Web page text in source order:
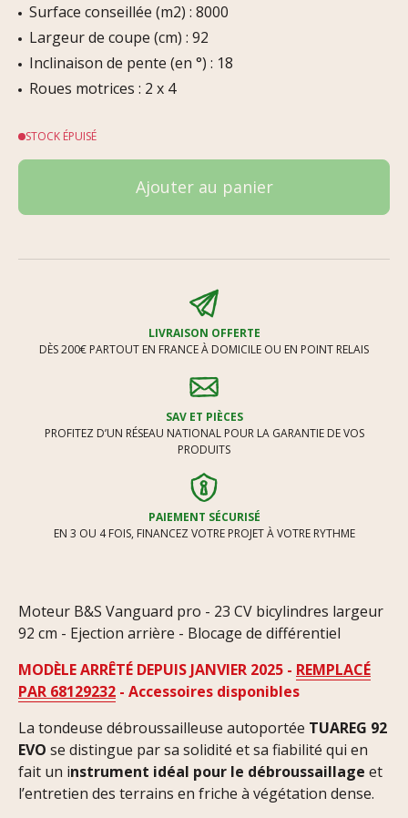
Surface conseillée (m2) : 8000
Largeur de coupe (cm) : 92
Inclinaison de pente (en °) : 18
Roues motrices : 2 x 4
STOCK ÉPUISÉ
Ajouter au panier
LIVRAISON OFFERTE
DÈS 200€ PARTOUT EN FRANCE À DOMICILE OU EN POINT RELAIS
SAV ET PIÈCES
PROFITEZ D’UN RÉSEAU NATIONAL POUR LA GARANTIE DE VOS
PRODUITS
PAIEMENT SÉCURISÉ
EN 3 OU 4 FOIS, FINANCEZ VOTRE PROJET À VOTRE RYTHME
Moteur B&S Vanguard pro - 23 CV bicylindres largeur
92 cm - Ejection arrière - Blocage de différentiel
MODÈLE ARRÊTÉ DEPUIS JANVIER 2025 - REMPLACÉ
PAR 68129232 - Accessoires disponibles
La tondeuse débroussailleuse autoportée TUAREG 92
EVO se distingue par sa solidité et sa fiabilité qui en
fait un instrument idéal pour le débroussaillage et
l’entretien des terrains en friche à végétation dense.